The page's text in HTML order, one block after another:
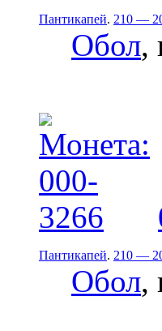
Пантикапей. 210 —
Обол,
Пантикапей. 210 —
Обол,